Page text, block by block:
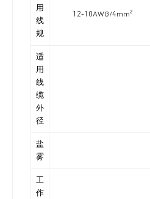
用
线
规
12-10AWG/4mm²
适
用
线
缆
外
径
盐
雾
工
作